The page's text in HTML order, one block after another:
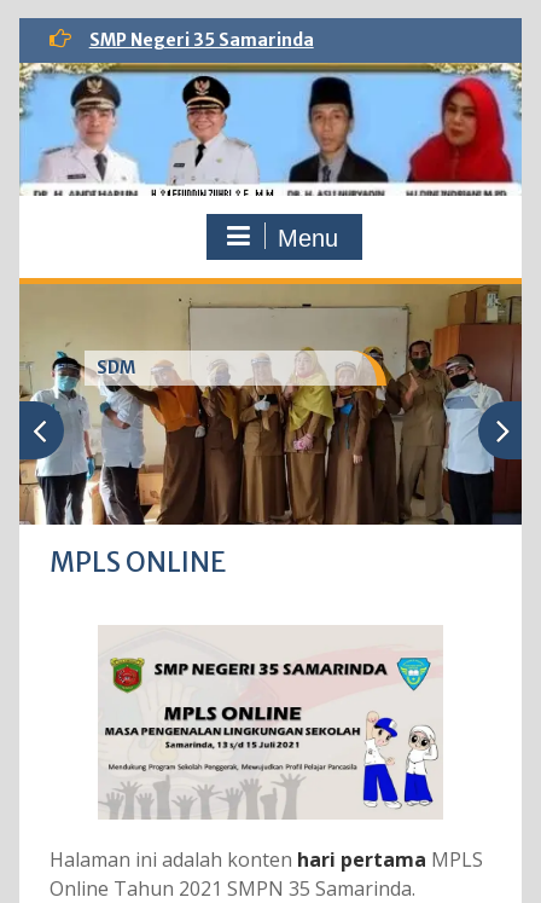
Skip
content
SMP Negeri 35 Samarinda
Menu
SDM
MPLS ONLINE
Halaman ini adalah konten hari pertama MPLS
Online Tahun 2021 SMPN 35 Samarinda.